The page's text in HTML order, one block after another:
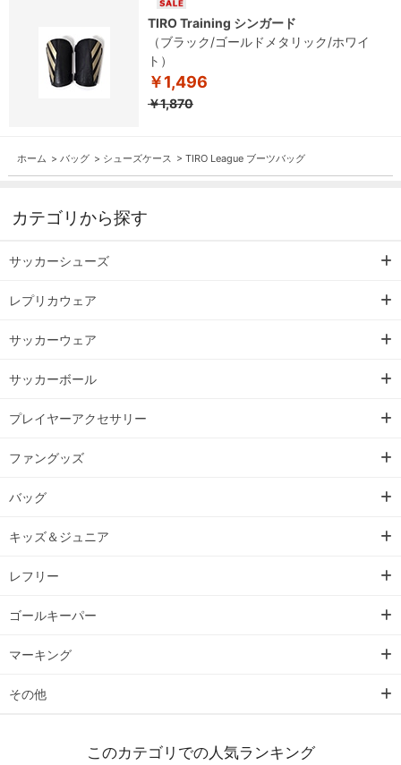
TIRO Training シンガード
（ブラック/ゴールドメタリック/ホワイ
ト）
￥1,496
￥1,870
ホーム > バッグ > シューズケース > TIRO League ブーツバッグ
カテゴリから探す
サッカーシューズ
レプリカウェア
サッカーウェア
サッカーボール
プレイヤーアクセサリー
ファングッズ
バッグ
キッズ＆ジュニア
レフリー
ゴールキーパー
マーキング
その他